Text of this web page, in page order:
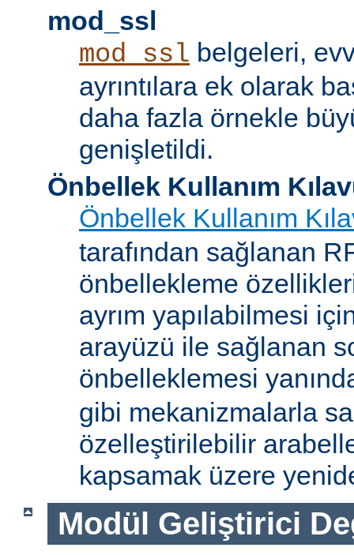
mod_ssl
mod_ssl belgeleri,
ayrıntılara ek olarak
daha fazla örnekle
genişletildi.
Önbellek Kullanım
Önbellek Kullanım
tarafından sağlanan
önbellekleme
ayrım yapılabilmesi
arayüzü ile sağlanan
önbelleklemesi
gibi mekanizmalarla
özelleştirilebilir
kapsamak üzere
Modül Geliştirici